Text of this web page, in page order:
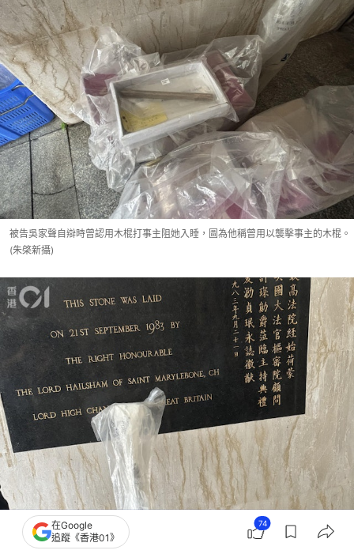
被告吳家聲自辯時曾認用木棍打事主阻她入睡，圖為他稱曾用以襲擊事主的木棍。
(朱棨新攝)
在Google
追蹤《香港01》
74